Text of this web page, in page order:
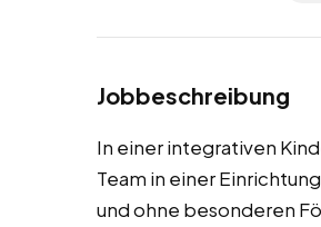
Jobbeschreibung
In einer integrativen
Team in einer
und ohne besonderen